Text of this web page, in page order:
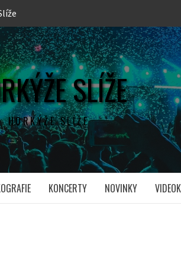
SLÍŽE
HORKÝŽE SLÍŽE
KONCERTY NOVINKY